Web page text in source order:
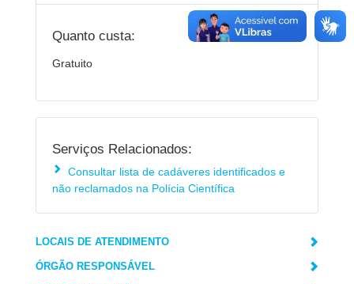
Quanto custa:
Gratuito
Serviços Relacionados:
Consultar lista de cadáveres identificados e
não reclamados na Polícia Científica
LOCAIS DE ATENDIMENTO
ÓRGÃO RESPONSÁVEL